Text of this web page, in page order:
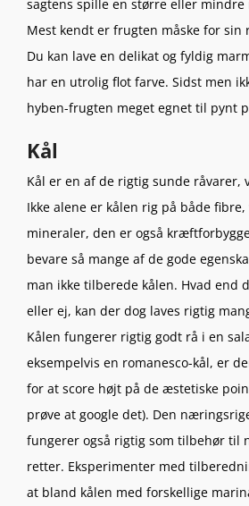
sagtens spille en større eller mindre
Mest kendt er frugten måske for sin
Du kan lave en delikat og fyldig
har en utrolig flot farve. Sidst men
hyben-frugten meget egnet til pynt
Kål
Kål er en af de rigtig sunde råvarer,
Ikke alene er kålen rig på både
mineraler, den er også
bevare så mange af de gode
man ikke tilberede kålen. Hvad end
eller ej, kan der dog laves rigtig
Kålen fungerer rigtig godt rå i en
eksempelvis en romanesco-kål, er
for at score højt på de æstetiske
prøve at google det). Den
fungerer også rigtig som tilbehør til
retter. Eksperimenter med
at bland kålen med forskellige